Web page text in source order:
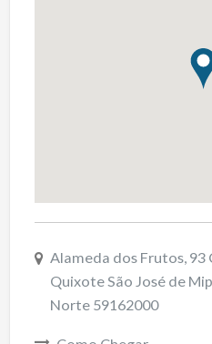
Alameda dos Frutos, 93
Quixote São José de
Norte 59162000